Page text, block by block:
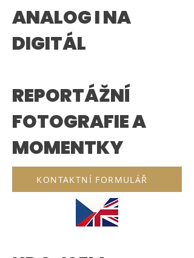
ANALOG I NA
DIGITÁL
REPORTÁŽNÍ
FOTOGRAFIE A
MOMENTKY
KONTAKTNÍ FORMULÁŘ